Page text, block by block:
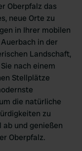
Oberpfalz das
neue Orte zu
in Ihrer mobilen
in der
Landschaft,
nach einem
Stellplätze
die natürliche
zu
ab und genießen
Oberpfalz.